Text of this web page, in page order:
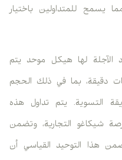
يسمح للمتداولين باختيار
لها هيكل موحد يتم
دقيقة، بما في ذلك الحجم
التسوية. يتم تداول هذه
شيكاغو التجارية، وتضمن
هذا التوحيد القياسي أن